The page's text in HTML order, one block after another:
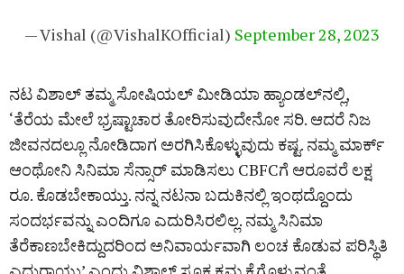
— Vishal (@VishalKOfficial) September 28, 2023
ನಟ ವಿಶಾಲ್‌ ತಮ್ಮ ಸೋಷಿಯಲ್‌ ಮೀಡಿಯಾ ಹ್ಯಾಂಡಲ್‌ನಲ್ಲಿ,
‘ತೆರೆಯ ಮೇಲೆ ಭ್ರಷ್ಟಾಚಾರ ತೋರಿಸುವುದೇನೋ ಸರಿ. ಆದರೆ ನಿಜ
ಜೀವನದಲ್ಲೂ ನೋಡಿದಾಗ ಅರಗಿಸಿಕೊಳ್ಳುವುದು ಕಷ್ಟ. ನಮ್ಮ ಮಾರ್ಕ್‌
ಆಂಥೋನಿ ಸಿನಿಮಾ ಸೆನ್ಸಾರ್‌ ಮಾಡಿಸಲು CBFCಗೆ ಆರೂವರೆ ಲಕ್ಷ
ರೂ. ಕೊಡಬೇಕಾಯ್ತು. ನನ್ನ ನಟನಾ ಬದುಕಿನಲ್ಲಿ ಇಂಥದ್ದೊಂದು
ಸಂದರ್ಭವನ್ನು ಎಂದಿಗೂ ಎದುರಿಸಿರಲಿಲ್ಲ. ನಮ್ಮ ಸಿನಿಮಾ
ತೆರೆಕಾಣಬೇಕಿದ್ದುದರಿಂದ ಅನಿವಾರ್ಯವಾಗಿ ಲಂಚ ಕೊಡುವ ಪರಿಸ್ಥಿತಿ